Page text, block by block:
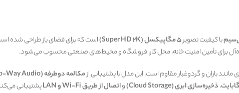
با کیفیت تصویر5 مگاپیکسل (Super HD 2K) است که برای فضای باز طراحی شده
برای تأمین امنیت خانه، محل کار، فروشگاه و محیط‌های صنعتی محسوب می‌شود.
مانند باران و گردوغبار مقاوم است. این مدل با پشتیبانی ازمکالمه دوطرفه (Two-Way Audio)
،ذخیره‌سازی ابری (Cloud Storage) واتصال از طریق Wi-Fi و LAN پشتیبانی